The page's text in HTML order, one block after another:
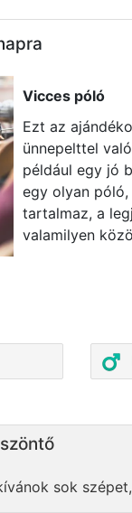
Vicces póló
Ezt az
ünnepelttel
például egy jó
egy olyan
tartalmaz, a
valamilyen
sok